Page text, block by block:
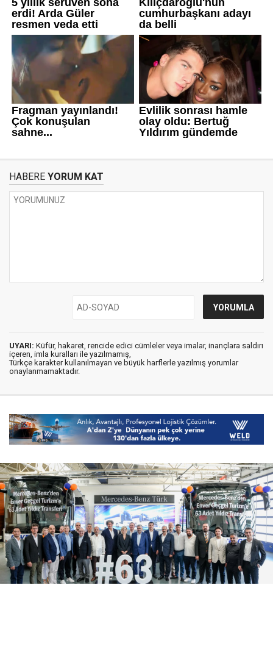
HABERE YORUM KAT
UYARI: Küfür, hakaret, rencide edici cümleler veya imalar, inançlara saldırı
içeren, imla kuralları ile yazılmamış,
Türkçe karakter kullanılmayan ve büyük harflerle yazılmış yorumlar
onaylanmamaktadır.